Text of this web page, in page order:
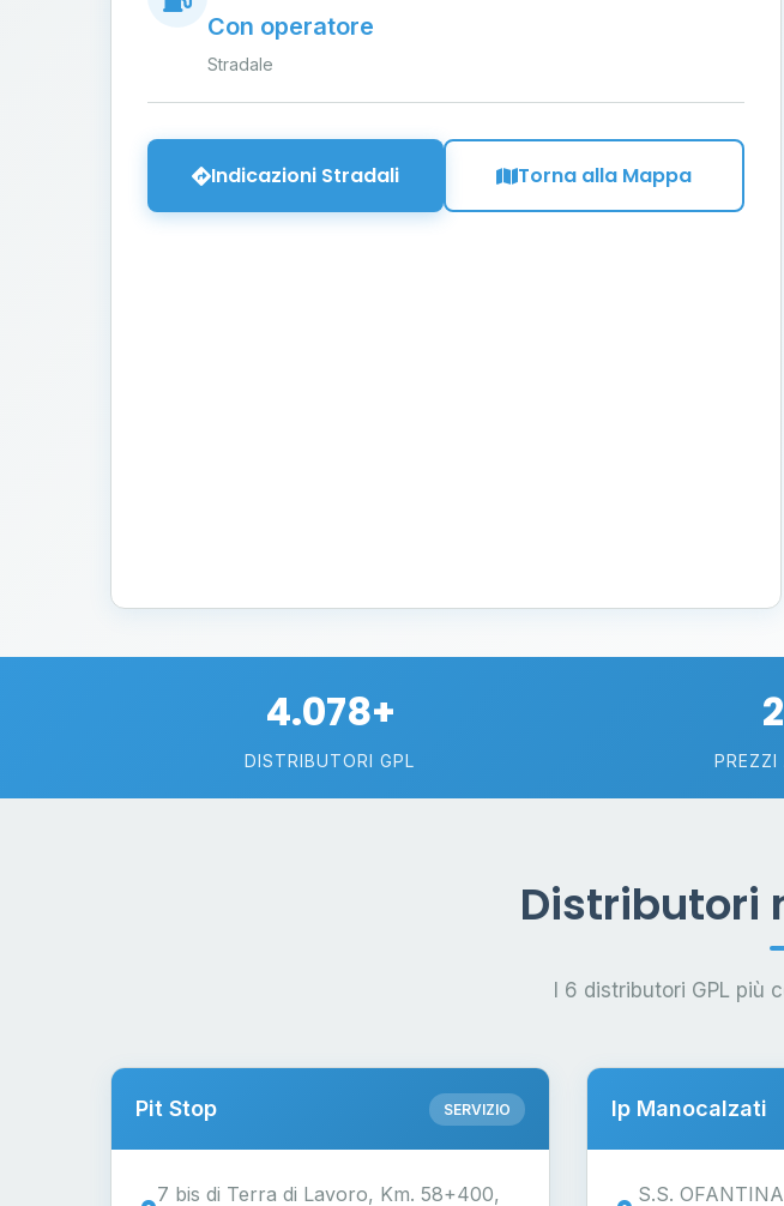
Con operatore
Stradale
Indicazioni Stradali Torna alla Mappa
4.078+
DISTRIBUTORI GPL PREZZI
Distributori
I 6 distributori GPL più
Pit Stop SERVIZIO
7 bis di Terra di Lavoro, Km. 58+400,
Ip Manocalzati
S.S.